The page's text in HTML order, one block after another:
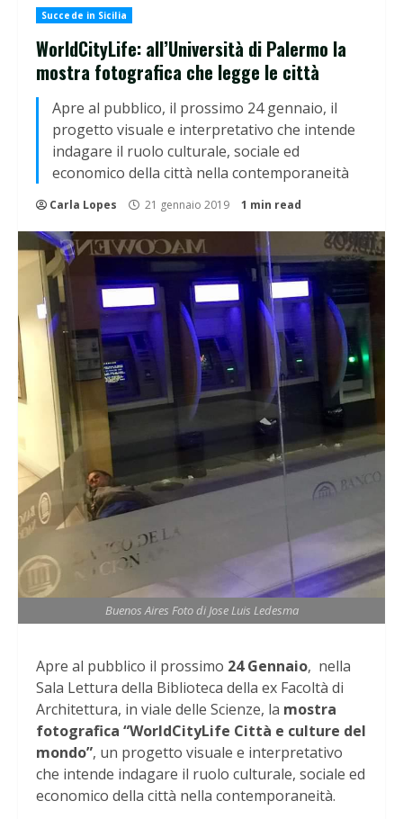
Succede in Sicilia
WorldCityLife: all’Università di Palermo la
mostra fotografica che legge le città
Apre al pubblico, il prossimo 24 gennaio, il
progetto visuale e interpretativo che intende
indagare il ruolo culturale, sociale ed
economico della città nella contemporaneità
Carla Lopes 21 gennaio 2019 1 min read
Buenos Aires Foto di Jose Luis Ledesma
Apre al pubblico il prossimo 24 Gennaio, nella
Sala Lettura della Biblioteca della ex Facoltà di
Architettura, in viale delle Scienze, la mostra
fotografica “WorldCityLife Città e culture del
mondo”, un progetto visuale e interpretativo
che intende indagare il ruolo culturale, sociale ed
economico della città nella contemporaneità.